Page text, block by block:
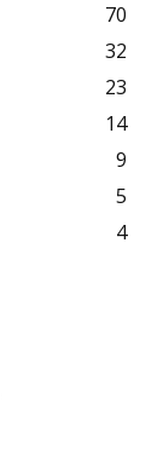
70
32
23
14
9
5
4